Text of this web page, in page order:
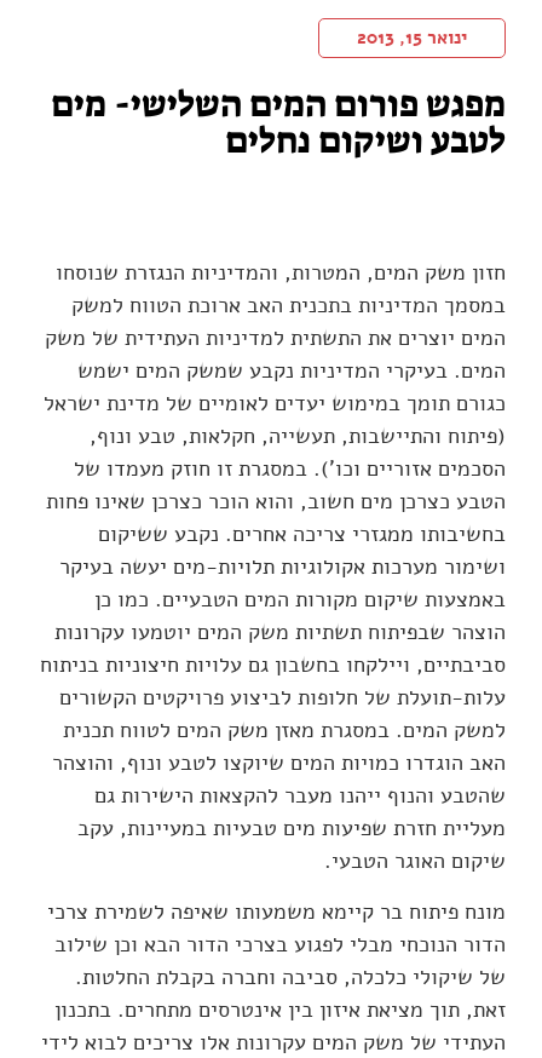
ינואר 15, 2013
מפגש פורום המים השלישי- מים
לטבע ושיקום נחלים
חזון משק המים, המטרות, והמדיניות הנגזרת שנוסחו
במסמך המדיניות בתכנית האב ארוכת הטווח למשק
המים יוצרים את התשתית למדיניות העתידית של משק
המים. בעיקרי המדיניות נקבע שמשק המים ישמש
כגורם תומך במימוש יעדים לאומיים של מדינת ישראל
(פיתוח והתיישבות, תעשייה, חקלאות, טבע ונוף,
הסכמים אזוריים וכו'). במסגרת זו חוזק מעמדו של
הטבע כצרכן מים חשוב, והוא הוכר כצרכן שאינו פחות
בחשיבותו ממגזרי צריכה אחרים. נקבע ששיקום
ושימור מערכות אקולוגיות תלויות-מים יעשה בעיקר
באמצעות שיקום מקורות המים הטבעיים. כמו כן
הוצהר שבפיתוח תשתיות משק המים יוטמעו עקרונות
סביבתיים, ויילקחו בחשבון גם עלויות חיצוניות בניתוח
עלות-תועלת של חלופות לביצוע פרויקטים הקשורים
למשק המים. במסגרת מאזן משק המים לטווח תכנית
האב הוגדרו כמויות המים שיוקצו לטבע ונוף, והוצהר
שהטבע והנוף ייהנו מעבר להקצאות הישירות גם
מעליית חזרת שפיעות מים טבעיות במעיינות, עקב
שיקום האוגר הטבעי.
מונח פיתוח בר קיימא משמעותו שאיפה לשמירת צרכי
הדור הנוכחי מבלי לפגוע בצרכי הדור הבא וכן שילוב
של שיקולי כלכלה, סביבה וחברה בקבלת החלטות.
זאת, תוך מציאת איזון בין אינטרסים מתחרים. בתכנון
העתידי של משק המים עקרונות אלו צריכים לבוא לידי